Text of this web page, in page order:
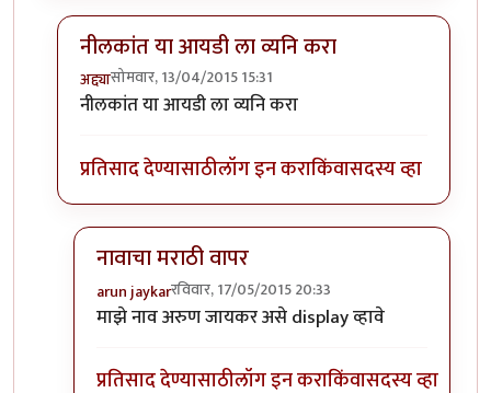
नीलकांत या आयडी ला व्यनि करा
अद्द्यासोमवार, 13/04/2015 15:31
In reply touser namebyबापू नारू
नीलकांत या आयडी ला व्यनि करा
प्रतिसाद देण्यासाठीलॉग इन कराकिंवासदस्य व्हा
नावाचा मराठी वापर
arun jaykarरविवार, 17/05/2015 20:33
In reply toनीलकांत या आयडी ला व्यनि करा
माझे नाव अरुण जायकर असे display व्हावे
प्रतिसाद देण्यासाठीलॉग इन कराकिंवासदस्य व्हा